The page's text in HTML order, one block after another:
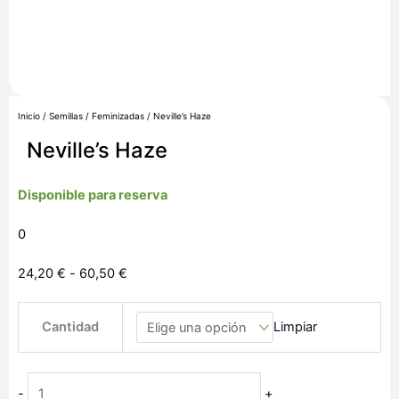
Inicio / Semillas / Feminizadas / Neville’s Haze
Neville’s Haze
Disponible para reserva
0
24,20 € - 60,50 €
precios:
desde
24,20 €
Cantidad Limpiar
-
Haze
cantidad
+